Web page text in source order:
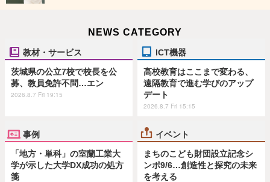
NEWS CATEGORY
教材・サービス
茨城県の公立7校で校長を公
募、教員免許不問…エン
2026.8.7 Fri 19:15
ICT機器
高校教育はここまで変わる、
遠隔教育で進む学びのアップ
デート
2026.8.7 Fri 15:15
事例
「地方・単科」の室蘭工業大
学が示した大学DX成功の処方
箋
イベント
まちのこども財団設立記念シ
ンポ9/6…創造性と探究の未来
を考える